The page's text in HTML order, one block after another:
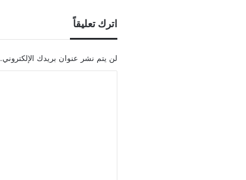
اترك تعليقاً
لن يتم نشر عنوان بريدك الإلكتروني.